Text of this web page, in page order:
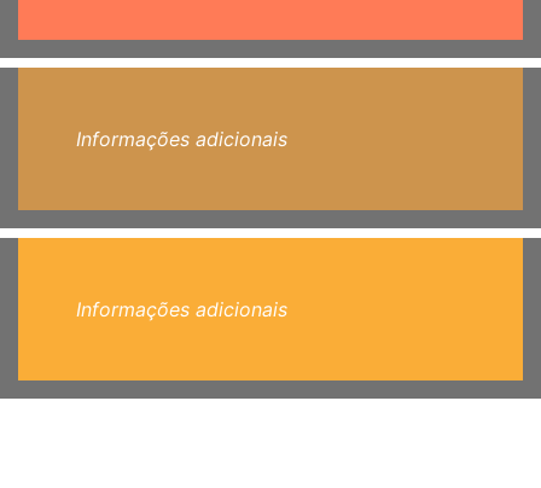
Informações adicionais
Informações adicionais